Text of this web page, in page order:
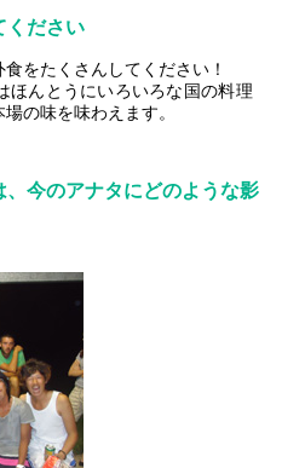
ください
をたくさんしてください！
ほんとうにいろいろな国の料理
の味を味わえます。
今のアナタにどのような影